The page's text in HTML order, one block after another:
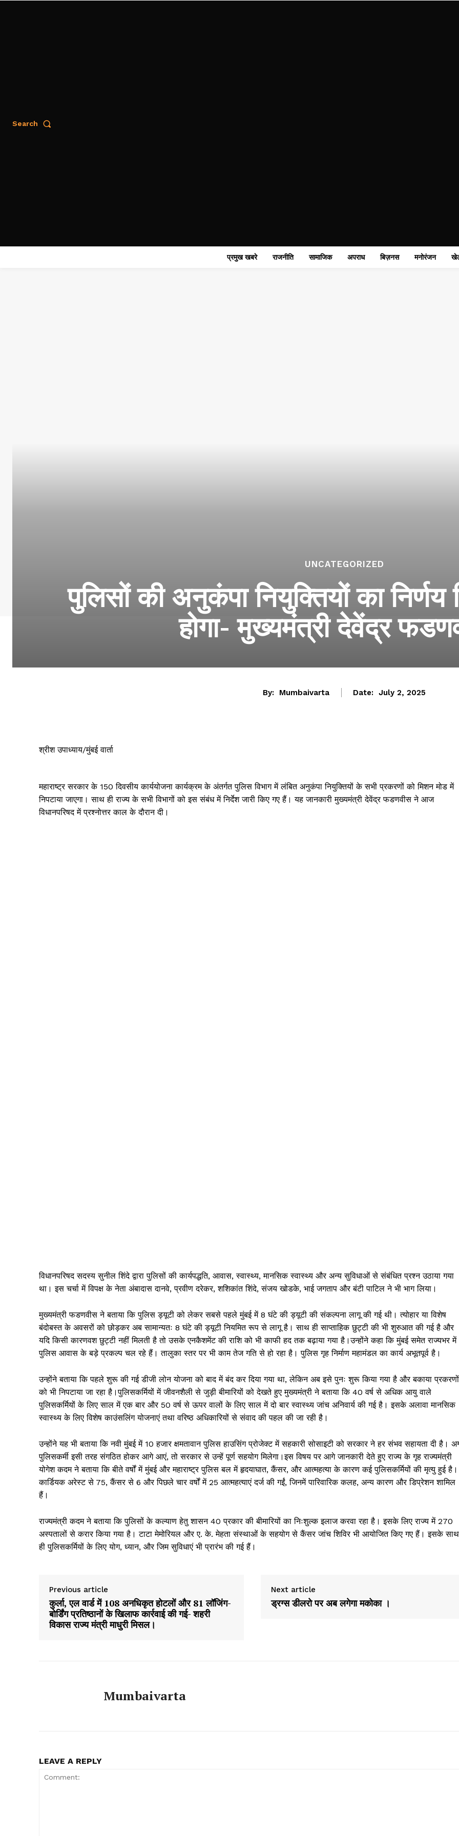
Search
प्रमुख खबरे राजनीति सामाजिक अपराध बिज़नस मनोरंजन
UNCATEGORIZED
पुलिसों की अनुकंपा नियुक्तियों का
होगा- मुख्यमंत्री देवेंद्र
By: Mumbaivarta Date: July 2, 2025
श्रीश उपाध्याय/मुंबई वार्ता
महाराष्ट्र सरकार के 150 दिवसीय कार्ययोजना कार्यक्रम के अंतर्गत पुलिस विभाग में लंबित अनुकंपा नियुक्तियों के सभी प्रकरणों को मिशन मोड में
निपटाया जाएगा। साथ ही राज्य के सभी विभागों को इस संबंध में निर्देश जारी किए गए हैं। यह जानकारी मुख्यमंत्री देवेंद्र फडणवीस ने आज
विधानपरिषद में प्रश्नोत्तर काल के दौरान दी।
विधानपरिषद सदस्य सुनील शिंदे द्वारा पुलिसों की कार्यपद्धति, आवास, स्वास्थ्य, मानसिक स्वास्थ्य और अन्य सुविधाओं से संबंधित प्रश्न उठाया गया
था। इस चर्चा में विपक्ष के नेता अंबादास दानवे, प्रवीण दरेकर, शशिकांत शिंदे, संजय खोडके, भाई जगताप और बंटी पाटिल ने भी भाग लिया।
मुख्यमंत्री फडणवीस ने बताया कि पुलिस ड्यूटी को लेकर सबसे पहले मुंबई में 8 घंटे की ड्यूटी की संकल्पना लागू की गई थी। त्योहार या विशेष
बंदोबस्त के अवसरों को छोड़कर अब सामान्यतः 8 घंटे की ड्यूटी नियमित रूप से लागू है। साथ ही साप्ताहिक छुट्टी की भी शुरुआत की गई है और
यदि किसी कारणवश छुट्टी नहीं मिलती है तो उसके एनकैशमेंट की राशि को भी काफी हद तक बढ़ाया गया है।उन्होंने कहा कि मुंबई समेत राज्यभर में
पुलिस आवास के बड़े प्रकल्प चल रहे हैं। तालुका स्तर पर भी काम तेज गति से हो रहा है। पुलिस गृह निर्माण महामंडल का कार्य अभूतपूर्व है।
उन्होंने बताया कि पहले शुरू की गई डीजी लोन योजना को बाद में बंद कर दिया गया था, लेकिन अब इसे पुनः शुरू किया गया है और बकाया प्रकरणों
को भी निपटाया जा रहा है।पुलिसकर्मियों में जीवनशैली से जुड़ी बीमारियों को देखते हुए मुख्यमंत्री ने बताया कि 40 वर्ष से अधिक आयु वाले
पुलिसकर्मियों के लिए साल में एक बार और 50 वर्ष से ऊपर वालों के लिए साल में दो बार स्वास्थ्य जांच अनिवार्य की गई है। इसके अलावा मानसिक
स्वास्थ्य के लिए विशेष काउंसलिंग योजनाएं तथा वरिष्ठ अधिकारियों से संवाद की पहल की जा रही है।
उन्होंने यह भी बताया कि नवी मुंबई में 10 हजार क्षमतावान पुलिस हाउसिंग प्रोजेक्ट में सहकारी सोसाइटी को सरकार ने हर संभव सहायता दी है।
पुलिसकर्मी इसी तरह संगठित होकर आगे आएं, तो सरकार से उन्हें पूर्ण सहयोग मिलेगा।इस विषय पर आगे जानकारी देते हुए राज्य के गृह राज्यमंत्री
योगेश कदम ने बताया कि बीते वर्षों में मुंबई और महाराष्ट्र पुलिस बल में हृदयाघात, कैंसर, और आत्महत्या के कारण कई पुलिसकर्मियों की मृत्यु हुई है।
कार्डियक अरेस्ट से 75, कैंसर से 6 और पिछले चार वर्षों में 25 आत्महत्याएं दर्ज की गईं, जिनमें पारिवारिक कलह, अन्य कारण और डिप्रेशन शामिल
हैं।
राज्यमंत्री कदम ने बताया कि पुलिसों के कल्याण हेतु शासन 40 प्रकार की बीमारियों का निःशुल्क इलाज करवा रहा है। इसके लिए राज्य में 270
अस्पतालों से करार किया गया है। टाटा मेमोरियल और ए. के. मेहता संस्थाओं के सहयोग से कैंसर जांच शिविर भी आयोजित किए गए हैं। इसके साथ
ही पुलिसकर्मियों के लिए योग, ध्यान, और जिम सुविधाएं भी प्रारंभ की गई हैं।
Previous article
कुर्ला, एल वार्ड में 108 अनधिकृत होटलों और 81 लॉजिंग-
बोर्डिंग प्रतिष्ठानों के खिलाफ कार्रवाई की गई- शहरी
विकास राज्य मंत्री माधुरी मिसल।
Next article
ड्रग्स डीलरो पर अब लगेगा मकोका ।
Mumbaivarta
LEAVE A REPLY